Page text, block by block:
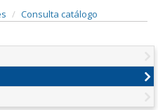
Consulta catálogo